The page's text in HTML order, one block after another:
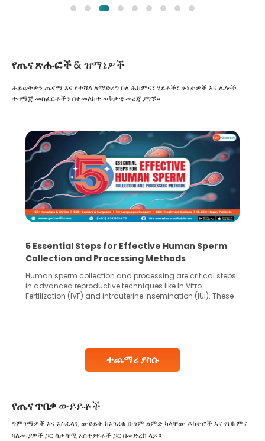
የጤና ጽሑፎች& ዝማኔዎች
ተጨማሪ ያስሱ
ሕይወትዎን ጤናማ እና የተሻለ ለማድረግ ስለ ሕክምና፣ ሂደቶች፣ ሁኔታዎች እና ሌሎች
ተዛማጅ መስፈርቶችን በተመለከተ ወቅታዊ መረጃ ያግኙ።
5 Essential Steps for Effective Human Sperm
Collection and Processing Methods
Human sperm collection and processing are critical steps
in advanced reproductive techniques like In Vitro
Fertilization (IVF) and intrauterine insemination (IUI). These
collected, they process the
የጤና ጥበቃውይይቶች
ግምገማዎች እና አስፈላጊ ውይይት ከአገሪቱ በጣም ልምድ ካላቸው ዶክተሮች እና የህክምና
ባለሙያዎች ጋር ከታካሚ አስተያየቶች ጋር በመድረክ ላይ።